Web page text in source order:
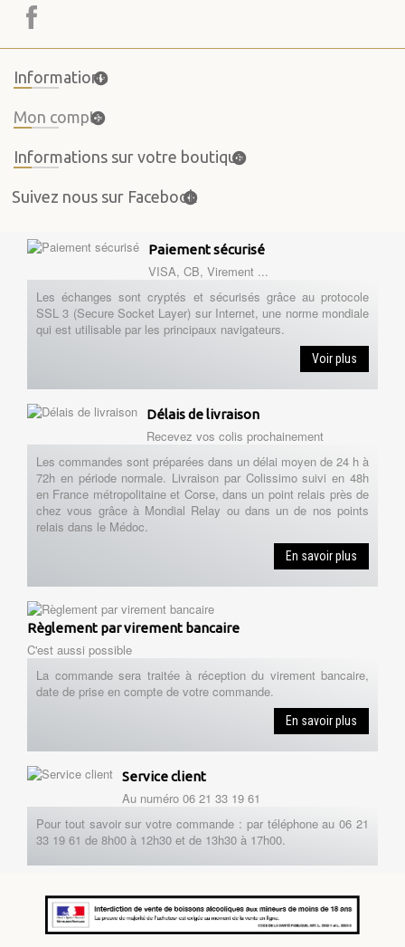
Informations
Mon compte
Informations sur votre boutique
Suivez nous sur Facebook
Paiement sécurisé
VISA, CB, Virement ...
Les échanges sont cryptés et sécurisés grâce au protocole
SSL 3 (Secure Socket Layer) sur Internet, une norme mondiale
qui est utilisable par les principaux navigateurs.
Voir plus
Délais de livraison
Recevez vos colis prochainement
Les commandes sont préparées dans un délai moyen de 24 h à
72h en période normale. Livraison par Colissimo suivi en 48h
en France métropolitaine et Corse, dans un point relais près de
chez vous grâce à Mondial Relay ou dans un de nos points
relais dans le Médoc.
En savoir plus
Règlement par virement bancaire
C'est aussi possible
La commande sera traitée à réception du virement bancaire,
date de prise en compte de votre commande.
En savoir plus
Service client
Au numéro 06 21 33 19 61
Pour tout savoir sur votre commande : par téléphone au 06 21
33 19 61 de 8h00 à 12h30 et de 13h30 à 17h00.